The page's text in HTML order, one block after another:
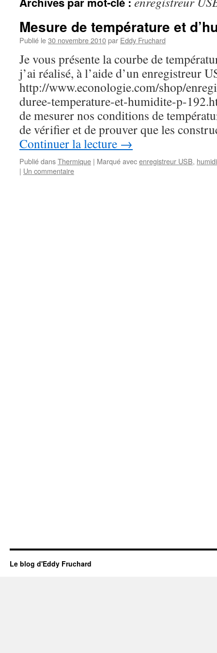
Mesure de température et
Publié le30 novembre 2010par Eddy Fruchard
Je vous présente la courbe de
j’ai réalisé, à l’aide d’un enregistreur
http://www.econologie.com/shop/
duree-temperature-et-humidite-p-
de mesurer nos conditions de
de vérifier et de prouver que les
Continuer la lecture →
Publié dansThermique | Marqué avecenregistreur USB,
| Un commentaire
Le blog d'Eddy Fruchard